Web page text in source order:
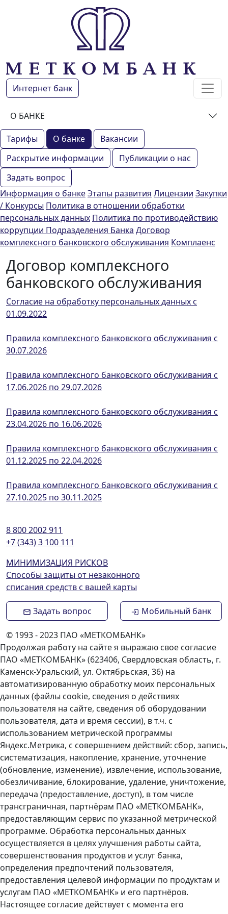
Интернет банк
О БАНКЕ
Тарифы О банке
Вакансии
Раскрытие информации
Публикации о нас
Задать вопрос
Информация о банкеЭтапы развития Лицензии Закупки
/ Конкурсы Политика в отношении обработки
персональных данных Политика по противодействию
коррупции Подразделения Банка Договор
комплексного банковского обслуживания Комплаенс
Договор комплексного
банковского обслуживания
Согласие на обработку персональных данных с
01.09.2022
Правила комплексного банковского обслуживания с
30.07.2026
Правила комплексного банковского обслуживания с
17.06.2026 по 29.07.2026
Правила комплексного банковского обслуживания с
23.04.2026 по 16.06.2026
Правила комплексного банковского обслуживания с
01.12.2025 по 22.04.2026
Правила комплексного банковского обслуживания с
27.10.2025 по 30.11.2025
8 800 2002 911
+7 (343) 3 100 111
МИНИМИЗАЦИЯ РИСКОВ
Способы защиты от незаконного
списания средств с вашей карты
Задать вопрос Мобильный банк
© 1993 - 2023 ПАО «МЕТКОМБАНК»
Продолжая работу на сайте я выражаю свое согласие
ПАО «МЕТКОМБАНК» (623406, Свердловская область, г.
Каменск-Уральский, ул. Октябрьская, 36) на
автоматизированную обработку моих персональных
данных (файлы cookie, сведения о действиях
пользователя на сайте, сведения об оборудовании
пользователя, дата и время сессии), в т.ч. с
использованием метрической программы
Яндекс.Метрика, с совершением действий: сбор, запись,
систематизация, накопление, хранение, уточнение
(обновление, изменение), извлечение, использование,
обезличивание, блокирование, удаление, уничтожение,
передача (предоставление, доступ), в том числе
трансграничная, партнёрам ПАО «МЕТКОМБАНК»,
предоставляющим сервис по указанной метрической
программе. Обработка персональных данных
осуществляется в целях улучшения работы сайта,
совершенствования продуктов и услуг банка,
определения предпочтений пользователя,
предоставления целевой информации по продуктам и
услугам ПАО «МЕТКОМБАНК» и его партнёров.
Настоящее согласие действует с момента его